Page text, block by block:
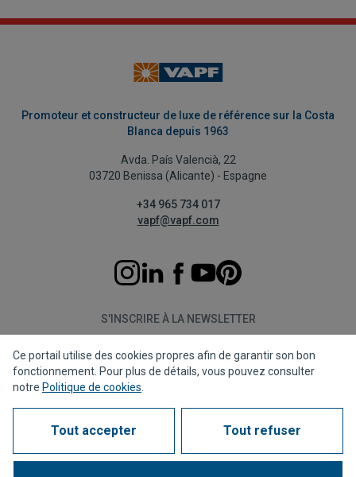
Promoteur et constructeur de luxe de référence sur la Costa
Blanca depuis 1963
Avda. País Valencià, 22
03720 Benissa (Alicante) - Espagne
+34 965 734 017
vapf@vapf.com
S'INSCRIRE À LA NEWSLETTER
S'abonner
Politique de confidentialité
Politique de cookies
Avis juridiqueCanal de dénonciationCorporate compliance
Ce portail utilise des cookies propres afin de garantir son bon
fonctionnement. Pour plus de détails, vous pouvez consulter
notre Politique de cookies
Tout accepter Tout refuser